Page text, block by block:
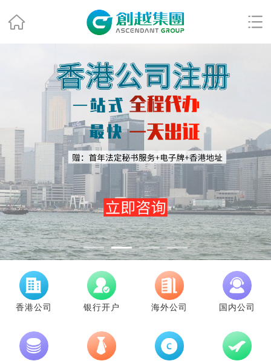
香港公司 银行开户 海外公司 国内公司